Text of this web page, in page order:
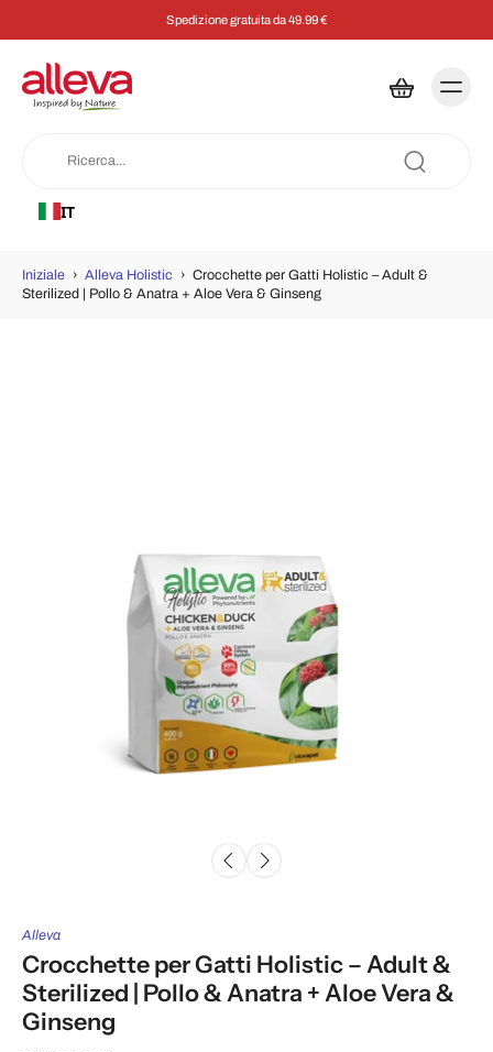
Spedizione gratuita da 49.99 €
IT
Iniziale › Alleva Holistic › Crocchette per Gatti Holistic – Adult &
Sterilized | Pollo & Anatra + Aloe Vera & Ginseng
Alleva
Crocchette per Gatti Holistic – Adult &
Sterilized | Pollo & Anatra + Aloe Vera &
Ginseng